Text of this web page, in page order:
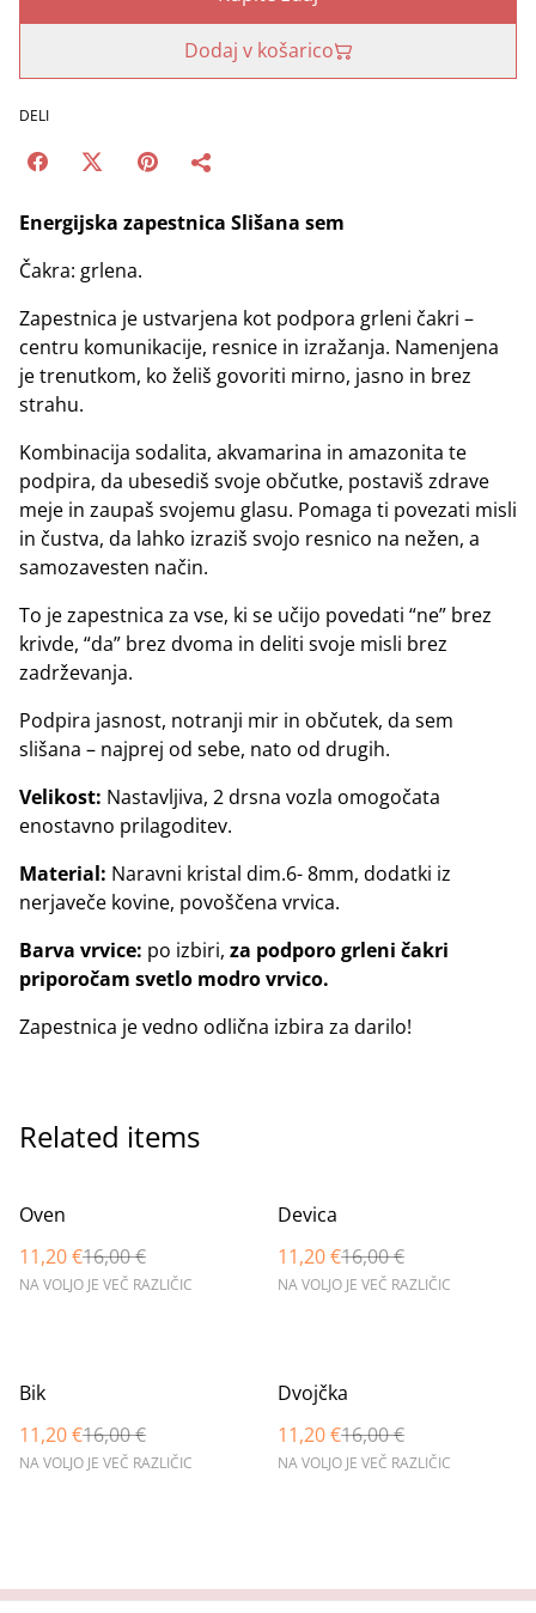
Dodaj v košarico
DELI
Energijska zapestnica Slišana sem
Čakra: grlena.
Zapestnica je ustvarjena kot podpora grleni čakri –
centru komunikacije, resnice in izražanja. Namenjena
je trenutkom, ko želiš govoriti mirno, jasno in brez
strahu.
Kombinacija sodalita, akvamarina in amazonita te
podpira, da ubesediš svoje občutke, postaviš zdrave
meje in zaupaš svojemu glasu. Pomaga ti povezati misli
in čustva, da lahko izraziš svojo resnico na nežen, a
samozavesten način.
To je zapestnica za vse, ki se učijo povedati “ne” brez
krivde, “da” brez dvoma in deliti svoje misli brez
zadrževanja.
Podpira jasnost, notranji mir in občutek, da sem
slišana – najprej od sebe, nato od drugih.
Velikost: Nastavljiva, 2 drsna vozla omogočata
enostavno prilagoditev.
Material: Naravni kristal dim.6- 8mm, dodatki iz
nerjaveče kovine, povoščena vrvica.
Barva vrvice: po izbiri, za podporo grleni čakri
priporočam svetlo modro vrvico.
Zapestnica je vedno odlična izbira za darilo!
Related items
%
Oven
11,20 €16,00 €
NA VOLJO JE VEČ RAZLIČIC
%
Devica
11,20 €16,00 €
NA VOLJO JE VEČ RAZLIČIC
%
Bik
11,20 €16,00 €
NA VOLJO JE VEČ RAZLIČIC
%
Dvojčka
11,20 €16,00 €
NA VOLJO JE VEČ RAZLIČIC